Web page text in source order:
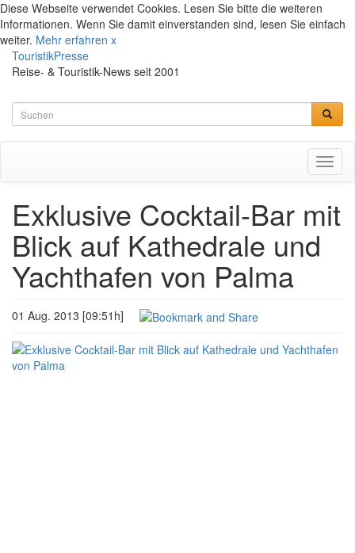
Diese Webseite verwendet Cookies. Lesen Sie bitte die weiteren
Informationen. Wenn Sie damit einverstanden sind, lesen Sie einfach
weiter. Mehr erfahren x
TouristikPresse
Reise- & Touristik-News seit 2001
Exklusive Cocktail-Bar mit
Blick auf Kathedrale und
Yachthafen von Palma
01 Aug. 2013 [09:51h]